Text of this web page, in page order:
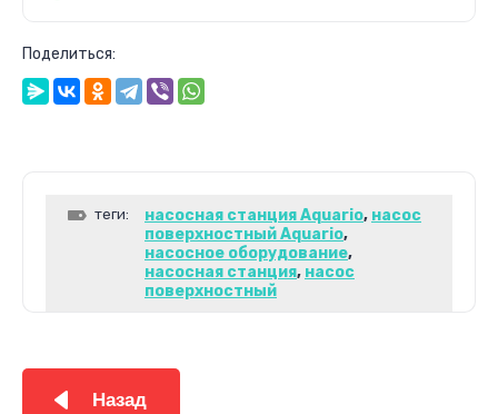
Поделиться:
теги: насосная станция Aquario, насос
поверхностный Aquario,
насосное оборудование,
насосная станция, насос
поверхностный
Назад